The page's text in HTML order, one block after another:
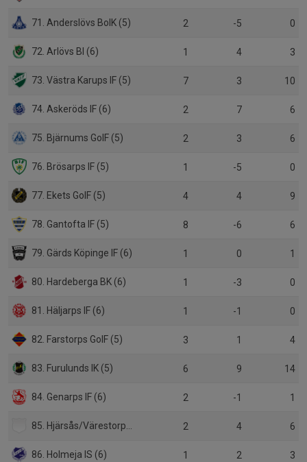
71. Anderslövs BoIK (5) 2 -5 0
72. Arlövs BI (6) 1 4 3
73. Västra Karups IF (5) 7 3 10
74. Askeröds IF (6) 2 7 6
75. Bjärnums GoIF (5) 2 3 6
76. Brösarps IF (5) 1 -5 0
77. Ekets GoIF (5) 4 4 9
78. Gantofta IF (5) 8 -6 6
79. Gärds Köpinge IF (6) 1 0 1
80. Hardeberga BK (6) 1 -3 0
81. Häljarps IF (6) 1 -1 0
82. Farstorps GoIF (5) 3 1 4
83. Furulunds IK (5) 6 9 14
84. Genarps IF (6) 2 -1 1
85. Hjärsås/Värestorps IF (6) 2 4 6
86. Holmeja IS (6) 1 2 3